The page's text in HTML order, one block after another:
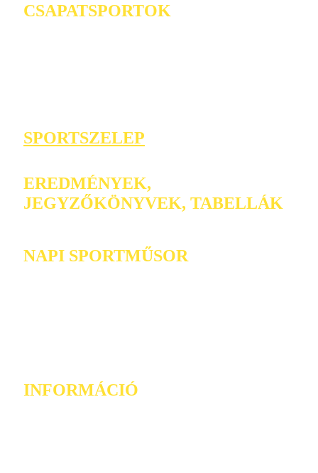
CSAPATSPORTOK
SPORTSZELEP
EREDMÉNYEK,
JEGYZŐKÖNYVEK, TABELLÁK
NAPI SPORTMŰSOR
INFORMÁCIÓ